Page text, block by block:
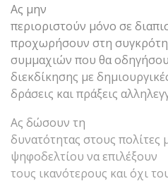
Ας μην
περιοριστούν μόνο σε
προχωρήσουν στη
συμμαχιών που θα
διεκδίκησης με
δράσεις και πράξεις
Ας δώσουν τη
δυνατότητας στους πολίτες
ψηφοδελτίου να επιλέξουν
τους ικανότερους και όχι